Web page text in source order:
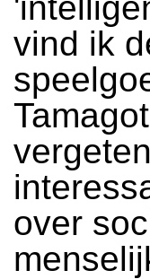
vind ik
over